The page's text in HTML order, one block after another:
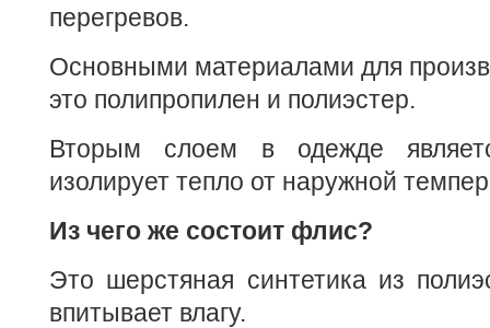
перегревов.
Основными материалами для
это полипропилен и полиэстер.
Вторым слоем в одежде
изолирует тепло от наружной
Из чего же состоит флис?
Это шерстяная синтетика из
впитывает влагу.